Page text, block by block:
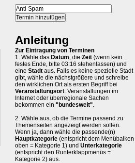
Anleitung
Zur Eintragung von Terminen
1. Wähle das Datum, die Zeit (wenn kein
festes Ende, bitte 03:16 stehenlassen) und
eine Stadt aus. Falls es keine spezielle Stadt
gibt, wähle die nächstgrößere und schreibe
den wirklichen Ort als ersten Begriff bei
Veranstaltungsort. Veranstaltungen im
Internet oder überregionale Sachen
bekommen ein "bundesweit".
2. Wähle aus, ob die Termine passend zu
Themenseiten angezeigt werden sollen.
Wenn ja, dann wähle die passende(n)
Hauptkategorie (entspricht dem Menübalken
oben = Kategorie 1) und Unterkategorie
(entspricht den Runterklappmenüs =
Kategorie 2) aus.